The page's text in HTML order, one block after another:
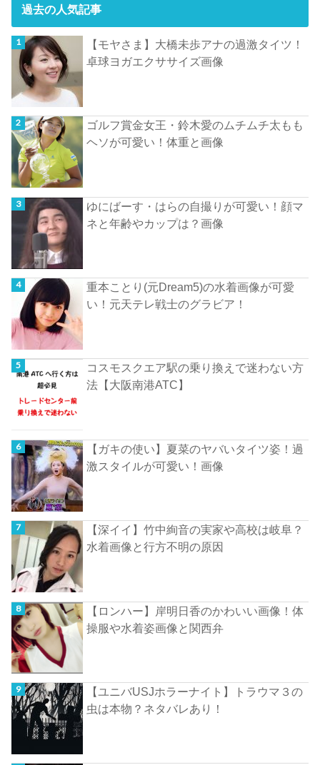
過去の人気記事
【モヤさま】大橋未歩アナの過激タイツ！
卓球ヨガエクササイズ画像
ゴルフ賞金女王・鈴木愛のムチムチ太もも
ヘソが可愛い！体重と画像
ゆにばーす・はらの自撮りが可愛い！顔マ
ネと年齢やカップは？画像
重本ことり(元Dream5)の水着画像が可愛
い！元天テレ戦士のグラビア！
コスモスクエア駅の乗り換えで迷わない方
法【大阪南港ATC】
【ガキの使い】夏菜のヤバいタイツ姿！過
激スタイルが可愛い！画像
【深イイ】竹中絢音の実家や高校は岐阜？
水着画像と行方不明の原因
【ロンハー】岸明日香のかわいい画像！体
操服や水着姿画像と関西弁
【ユニバUSJホラーナイト】トラウマ３の
虫は本物？ネタバレあり！